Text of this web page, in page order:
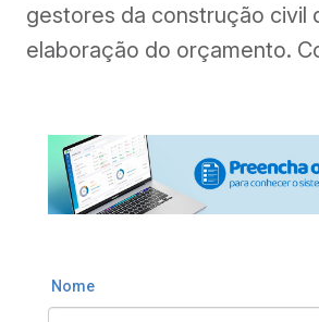
gestores da construção civil
elaboração do orçamento.
Nome